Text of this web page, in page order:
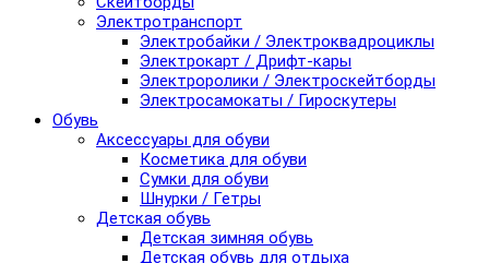
Электротранспорт
Электробайки / Электроквадроциклы
Электрокарт / Дрифт-кары
Электроролики / Электроскейтборды
Электросамокаты / Гироскутеры
Обувь
Аксессуары для обуви
Косметика для обуви
Сумки для обуви
Шнурки / Гетры
Детская обувь
Детская зимняя обувь
Детская обувь для отдыха